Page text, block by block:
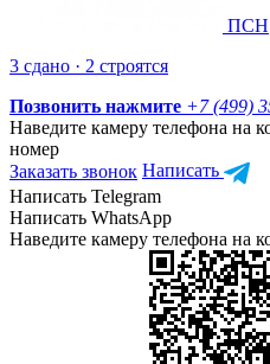
ПСН
3 сдано · 2 строятся
Позвонить нажмите +7 (499)
Наведите камеру телефона на
номер
Заказать звонок Написать
Написать Telegram
Написать WhatsApp
Наведите камеру телефона на